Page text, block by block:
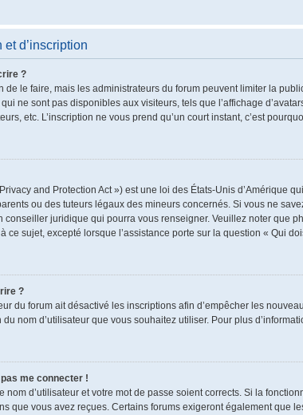
d’inscription
?
de le faire, mais les administrateurs du forum peuvent limiter la
ne sont pas disponibles aux visiteurs, tels que l’affichage
etc. L’inscription ne vous prend qu’un court instant, c’est
and Protection Act ») est une loi des États-Unis
ou des tuteurs légaux des mineurs concernés. Si vous ne
conseiller juridique qui pourra vous renseigner. Veuillez noter que
ce sujet, excepté lorsque l’assistance porte sur la question « Qui
?
du forum ait désactivé les inscriptions afin d’empêcher les
nom d’utilisateur que vous souhaitez utiliser. Pour plus
me connecter !
nom d’utilisateur et votre mot de passe soient corrects. Si la
que vous avez reçues. Certains forums exigeront également que